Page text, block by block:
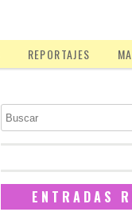
REPORTAJES
Buscar
ENTRADAS